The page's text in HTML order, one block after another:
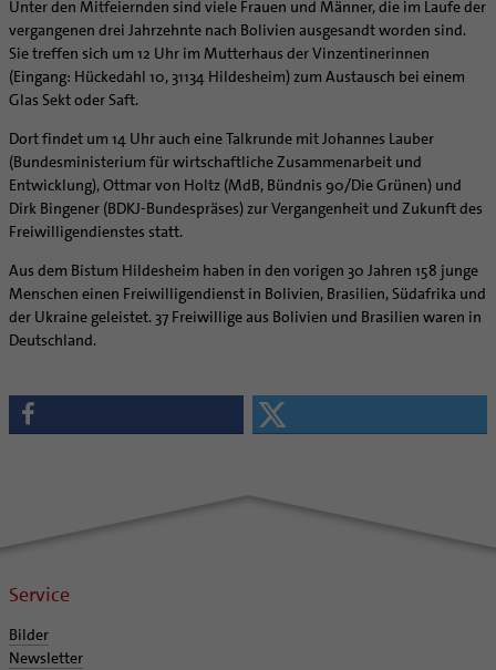
Ehe - Familie - Geschlechtergerechtigkeit
Kategoriale und Diakonale Seelsorge
Notfall
Schule
Gefängnisseelsorge
Segensorte
Veranstaltungen
Supervision
Coaching
Aufbrüche in der Kirche
Ehrenamtliche
KirchenZeitung online
Verwaltungsbeauftragte / Verwaltungsleitungen in
Pfarrgemeinden
Unter den Mitfeiernden sind viele Frauen und Männer, die im Laufe der
vergangenen drei Jahrzehnte nach Bolivien ausgesandt worden sind.
Sie treffen sich um 12 Uhr im Mutterhaus der Vinzentinerinnen
(Eingang: Hückedahl 10, 31134 Hildesheim) zum Austausch bei einem
Glas Sekt oder Saft.
Dort findet um 14 Uhr auch eine Talkrunde mit Johannes Lauber
(Bundesministerium für wirtschaftliche Zusammenarbeit und
Entwicklung), Ottmar von Holtz (MdB, Bündnis 90/Die Grünen) und
Dirk Bingener (BDKJ-Bundespräses) zur Vergangenheit und Zukunft des
Freiwilligendienstes statt.
Aus dem Bistum Hildesheim haben in den vorigen 30 Jahren 158 junge
Menschen einen Freiwilligendienst in Bolivien, Brasilien, Südafrika und
der Ukraine geleistet. 37 Freiwillige aus Bolivien und Brasilien waren in
Deutschland.
Service
Bilder
Newsletter